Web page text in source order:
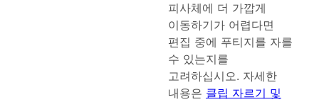
피사체에 더 가깝게
이동하기가 어렵다면
편집 중에 푸티지를 자를
수 있는지를
고려하십시오. 자세한
내용은 클립 자르기 및